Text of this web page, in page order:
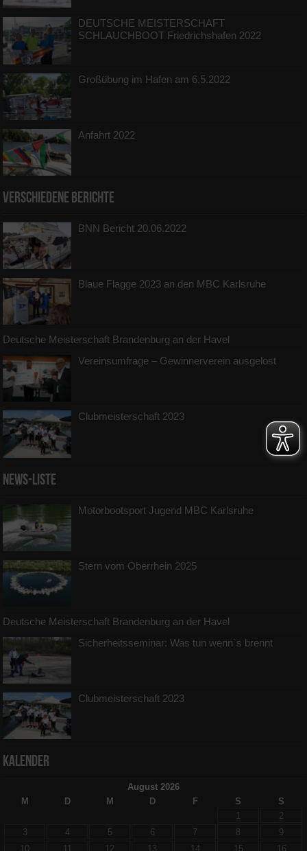
DEUTSCHE MEISTERSCHAFT
SCHLAUCHBOOT Friedrichshafen 2022
Großübung im Hafen am 6.5.2022
Anfahrt 2022
Verschiedene Berichte
BNN Bericht 20.06.2022
Blaue Flagge 2023 an den MBC Karlsruhe
Deutsche Meisterschaft Brandenburg an der Havel
Vereinsumfrage – Gewinnerverein ausgelost
Clubmeisterschaft 2023
News-Liste
Motorbootsport Jugend MBC Karlsruhe
Stern vom Oberrhein 2025
Deutsche Meisterschaft Brandenburg an der Havel
Sicherheitsseminar: Was tun wenn`s brennt
Clubmeisterschaft 2023
Kalender
August 2026
M
D M D F S
S
1
2
3
4 5 6 7 8
9
10
11 12 13 14 15 16